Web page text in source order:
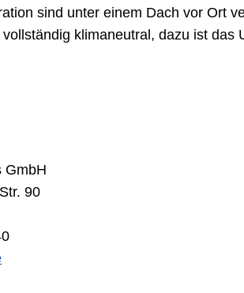
sind unter einem Dach vor Ort
klimaneutral, dazu ist
GmbH
90